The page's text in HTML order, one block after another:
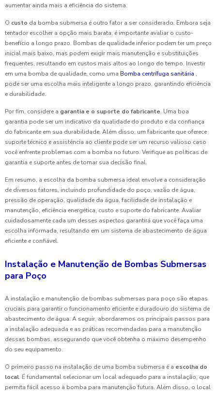
aumentar ainda mais a eficiência do sistema.
O custo da bomba submersa é outro fator a ser considerado. Embora seja
tentador escolher a opção mais barata, é importante avaliar o custo-
benefício a longo prazo. Bombas de qualidade inferior podem ter um preço
inicial mais baixo, mas podem exigir mais manutenção e substituições
frequentes, resultando em custos mais altos ao longo do tempo. Investir
em uma bomba de qualidade, como uma Bomba centrífuga sanitária ,
pode ser uma escolha mais inteligente a longo prazo, garantindo eficiência
e durabilidade.
Por fim, considere a garantia e o suporte do fabricante. Uma boa
garantia pode ser um indicativo da qualidade do produto e da confiança
do fabricante em sua durabilidade. Além disso, um fabricante que oferece
suporte técnico e assistência ao cliente pode ser um recurso valioso caso
você enfrente problemas com a bomba no futuro. Verifique as políticas de
garantia e suporte antes de tomar sua decisão final.
Em resumo, a escolha da bomba submersa ideal envolve a consideração
de diversos fatores, incluindo profundidade do poço, vazão de água,
pressão de operação, qualidade da água, facilidade de instalação e
manutenção, eficiência energética, custo e suporte do fabricante. Avaliar
cuidadosamente cada um desses aspectos garantirá que você faça uma
escolha informada, resultando em um sistema de abastecimento de água
eficiente e confiável.
Instalação e Manutenção de Bombas Submersas
para Poço
A instalação e manutenção de bombas submersas para poço são etapas
cruciais para garantir o funcionamento eficiente e duradouro do sistema de
abastecimento de água. A seguir, abordaremos os principais passos para
a instalação adequada e as práticas recomendadas para a manutenção
dessas bombas, assegurando que você obtenha o máximo desempenho
do seu equipamento.
O primeiro passo na instalação de uma bomba submersa é a escolha do
local. É fundamental selecionar um local adequado para a instalação, que
permita fácil acesso à bomba para manutenção futura. Além disso, o local